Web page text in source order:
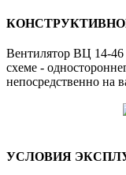
Вентилятор ВЦ 14-46
схеме -
непосредственно на
УСЛОВИЯ